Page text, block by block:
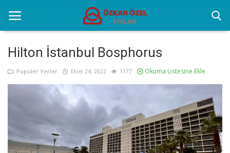
Anasayfa
Popüler Yerler
Gayrettepe Projeler
Hilton İstanbul Bosphorus
Popüler Yerler Ekim 24, 2022 1177 Okuma Listesine Ekle